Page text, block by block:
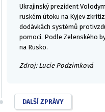
Ukrajinský prezident
ruském útoku na Kyjev
dodávkách systémů
pomoci. Podle Zelenského
na Rusko.
Zdroj: Lucie Podzimková
DALŠÍ ZPRÁVY